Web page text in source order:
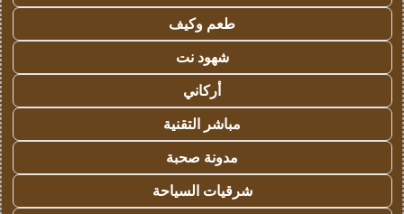
طعم وكيف
شهود نت
أركاني
مباشر التقنية
مدونة صحبة
شرقيات السياحة